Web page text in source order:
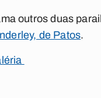
outros duas
de Patos.